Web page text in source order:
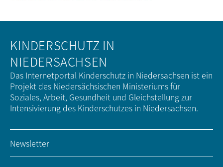
KINDERSCHUTZ IN
NIEDERSACHSEN
Das Internetportal Kinderschutz in Niedersachsen ist ein
Projekt des Niedersächsischen Ministeriums für
Soziales, Arbeit, Gesundheit und Gleichstellung zur
Intensivierung des Kinderschutzes in Niedersachsen.
Newsletter